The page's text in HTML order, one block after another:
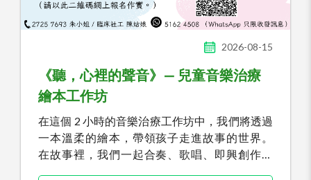
2026-08-15
《聽，心裡的聲音》— 兒童音樂治療
繪本工作坊
在這個 2 小時的音樂治療工作坊中，我們將透過
一本溫柔的繪本，帶領孩子走進故事的世界。
在故事裡，我們一起合奏、歌唱、即興創作，